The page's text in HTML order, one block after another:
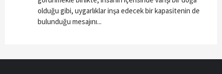
olduğu gibi, uygarlıklar inşa edecek bir kapasitenin de
bulunduğu mesajını...